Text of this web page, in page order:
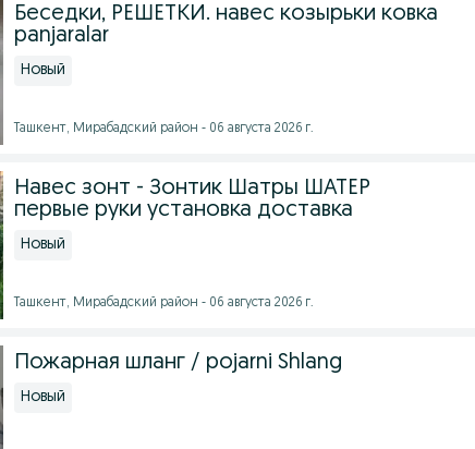
Беседки, РЕШЕТКИ. навес козырьки ковка
panjaralar
Новый
Ташкент, Мирабадский район - 06 августа 2026 г.
Навес зонт - Зонтик Шатры ШАТЁР
первые руки установка доставка
Новый
Ташкент, Мирабадский район - 06 августа 2026 г.
Пожарная шланг / pojarni Shlang
Новый